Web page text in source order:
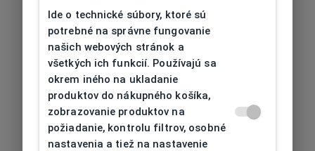
Ide o technické súbory, ktoré sú
potrebné na správne fungovanie
našich webových stránok a
všetkých ich funkcií. Používajú sa
okrem iného na ukladanie
produktov do nákupného košíka,
zobrazovanie produktov na
požiadanie, kontrolu filtrov, osobné
nastavenia a tiež na nastavenie